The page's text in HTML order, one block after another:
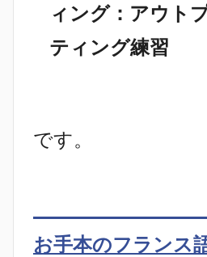
ィング：アウト
ティング練習
です。
お手本のフランス